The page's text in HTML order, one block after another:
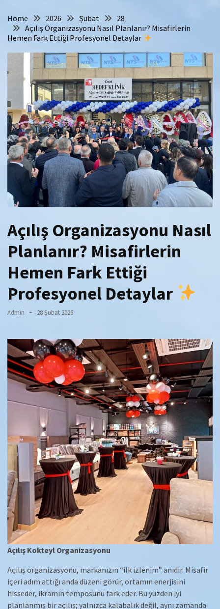
Home 2026 Şubat
28
Açılış Organizasyonu Nasıl Planlanır? Misafirlerin
Hemen Fark Ettiği Profesyonel Detaylar
Açılış Organizasyonu Nasıl
Planlanır? Misafirlerin
Hemen Fark Ettiği
Profesyonel Detaylar
Admin 28 Şubat 2026
Açılış Kokteyl Organizasyonu
Açılış organizasyonu, markanızın “ilk izlenim” anıdır. Misafir
içeri adım attığı anda düzeni görür, ortamın enerjisini
hisseder, ikramın temposunu fark eder. Bu yüzden iyi
planlanmış bir açılış; yalnızca kalabalık değil, aynı zamanda